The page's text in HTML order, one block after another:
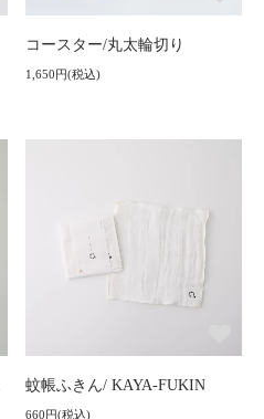
コースター/丸太輪切り
1,650円(税込)
蚊帳ふきん/ KAYA-FUKIN
660円(税込)